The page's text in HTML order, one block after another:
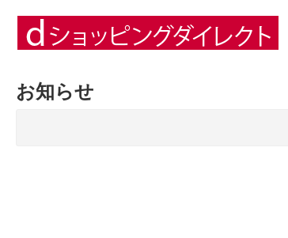
お知らせ